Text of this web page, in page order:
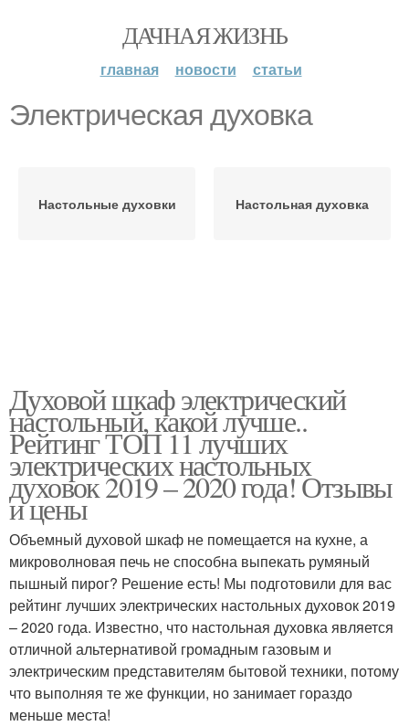
ДАЧНАЯ ЖИЗНЬ
главная новости статьи
Электрическая духовка
Настольные духовки Настольная духовка
Духовой шкаф электрический
настольный, какой лучше..
Рейтинг ТОП 11 лучших
электрических настольных
духовок 2019 – 2020 года! Отзывы
и цены
Объемный духовой шкаф не помещается на кухне, а
микроволновая печь не способна выпекать румяный
пышный пирог? Решение есть! Мы подготовили для вас
рейтинг лучших электрических настольных духовок 2019
– 2020 года. Известно, что настольная духовка является
отличной альтернативой громадным газовым и
электрическим представителям бытовой техники, потому
что выполняя те же функции, но занимает гораздо
меньше места!